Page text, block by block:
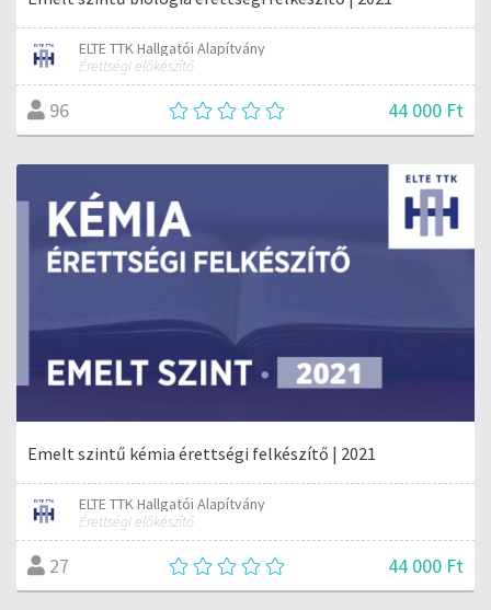
ELTE TTK Hallgatói Alapítvány
Érettségi előkészítő
96 44 000 Ft
Emelt szintű kémia érettségi felkészítő | 2021
ELTE TTK Hallgatói Alapítvány
Érettségi előkészítő
27 44 000 Ft